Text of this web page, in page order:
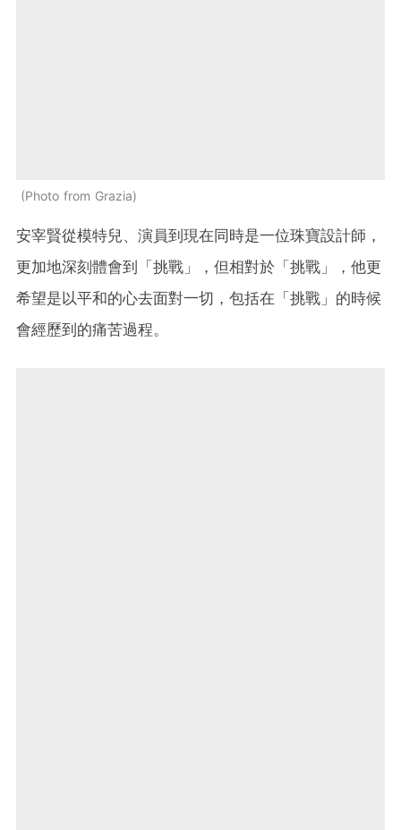
Photo from Grazia
安宰賢從模特兒、演員到現在同時是一位珠寶設計師，
更加地深刻體會到「挑戰」，但相對於「挑戰」，他更
希望是以平和的心去面對一切，包括在「挑戰」的時候
會經歷到的痛苦過程。